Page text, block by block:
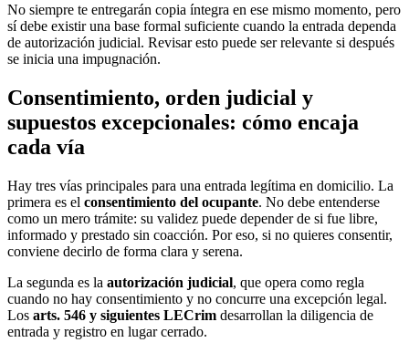
No siempre te entregarán copia íntegra en ese mismo momento, pero
sí debe existir una base formal suficiente cuando la entrada dependa
de autorización judicial. Revisar esto puede ser relevante si después
se inicia una impugnación.
Consentimiento, orden judicial y
supuestos excepcionales: cómo encaja
cada vía
Hay tres vías principales para una entrada legítima en domicilio. La
primera es el consentimiento del ocupante. No debe entenderse
como un mero trámite: su validez puede depender de si fue libre,
informado y prestado sin coacción. Por eso, si no quieres consentir,
conviene decirlo de forma clara y serena.
La segunda es la autorización judicial, que opera como regla
cuando no hay consentimiento y no concurre una excepción legal.
Los arts. 546 y siguientes LECrim desarrollan la diligencia de
entrada y registro en lugar cerrado.